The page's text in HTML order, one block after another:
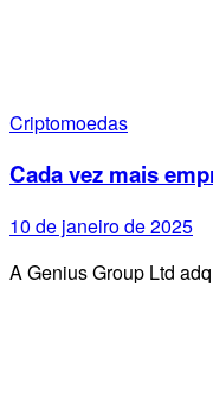
Criptomoedas
Cada vez mais
10 de janeiro de 2025
A Genius Group Ltd